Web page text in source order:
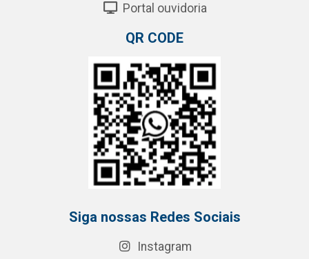
Portal ouvidoria
QR CODE
Siga nossas Redes Sociais
Instagram